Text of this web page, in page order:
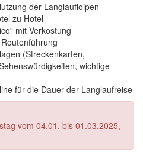
der Langlaufloipen
zu Hotel
mit Verkostung
(Streckenkarten,
wichtige
für die Dauer der Langlaufreise
vom 04.01. bis 01.03.2025,